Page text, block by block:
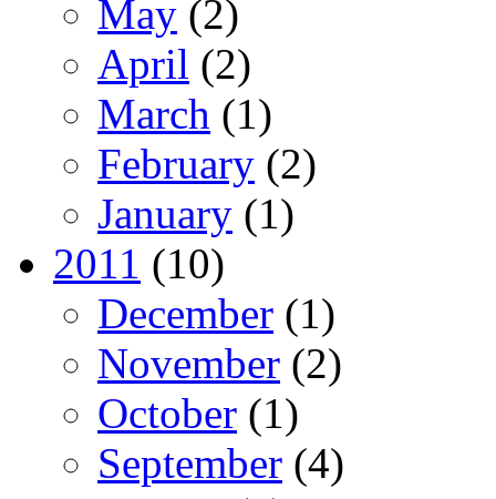
May (2)
April (2)
March (1)
February (2)
January (1)
2011 (10)
December (1)
November (2)
October (1)
September (4)